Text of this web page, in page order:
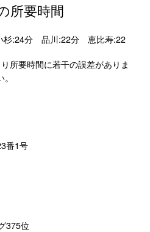
所要時間
:24分 品川:22分 恵比寿:22
所要時間に若干の誤差がありま
番1号
375位